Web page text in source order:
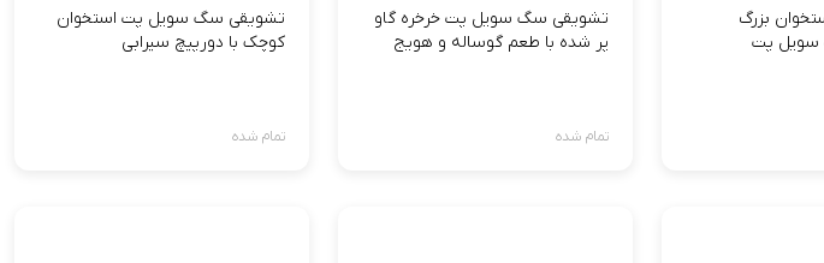
بزرگ
سویل پت
تشویقی سگ سویل پت خرخره گاو
پر شده با طعم گوساله و هویج
تمام شده
تشویقی سگ سویل پت استخوان
کوچک با دورپیچ سیرابی
تمام شده